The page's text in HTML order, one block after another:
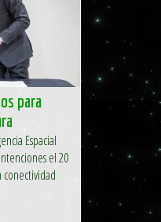
para
Espacial
el 20